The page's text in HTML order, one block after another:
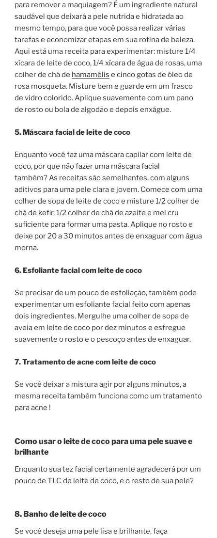
para remover a maquiagem? É um ingrediente natural
saudável que deixará a pele nutrida e hidratada ao
mesmo tempo, para que você possa realizar várias
tarefas e economizar etapas em sua rotina de beleza.
Aqui está uma receita para experimentar: misture 1/4
xícara de leite de coco, 1/4 xícara de água de rosas, uma
colher de chá de hamamélis e cinco gotas de óleo de
rosa mosqueta. Misture bem e guarde em um frasco
de vidro colorido. Aplique suavemente com um pano
de rosto ou bola de algodão e depois enxágue.
5. Máscara facial de leite de coco
Enquanto você faz uma máscara capilar com leite de
coco, por que não fazer uma máscara facial
também? As receitas são semelhantes, com alguns
aditivos para uma pele clara e jovem. Comece com uma
colher de sopa de leite de coco e misture 1/2 colher de
chá de kefir, 1/2 colher de chá de azeite e mel cru
suficiente para formar uma pasta. Aplique no rosto e
deixe por 20 a 30 minutos antes de enxaguar com água
morna.
6. Esfoliante facial com leite de coco
Se precisar de um pouco de esfoliação, também pode
experimentar um esfoliante facial feito com apenas
dois ingredientes. Mergulhe uma colher de sopa de
aveia em leite de coco por dez minutos e esfregue
suavemente o rosto e o pescoço antes de enxaguar.
7. Tratamento de acne com leite de coco
Se você deixar a mistura agir por alguns minutos, a
mesma receita também funciona como um tratamento
para acne !
Como usar o leite de coco para uma pele suave e
brilhante
Enquanto sua tez facial certamente agradecerá por um
pouco de TLC de leite de coco, e o resto de sua pele?
8. Banho de leite de coco
Se você deseja uma pele lisa e brilhante, faça